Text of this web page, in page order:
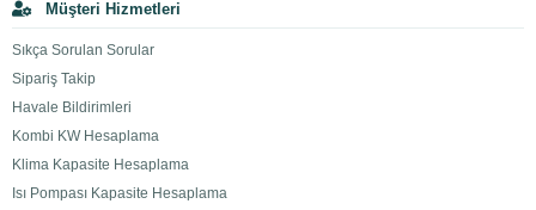
Müşteri Hizmetleri
Sıkça Sorulan Sorular
Sipariş Takip
Havale Bildirimleri
Kombi KW Hesaplama
Klima Kapasite Hesaplama
Isı Pompası Kapasite Hesaplama